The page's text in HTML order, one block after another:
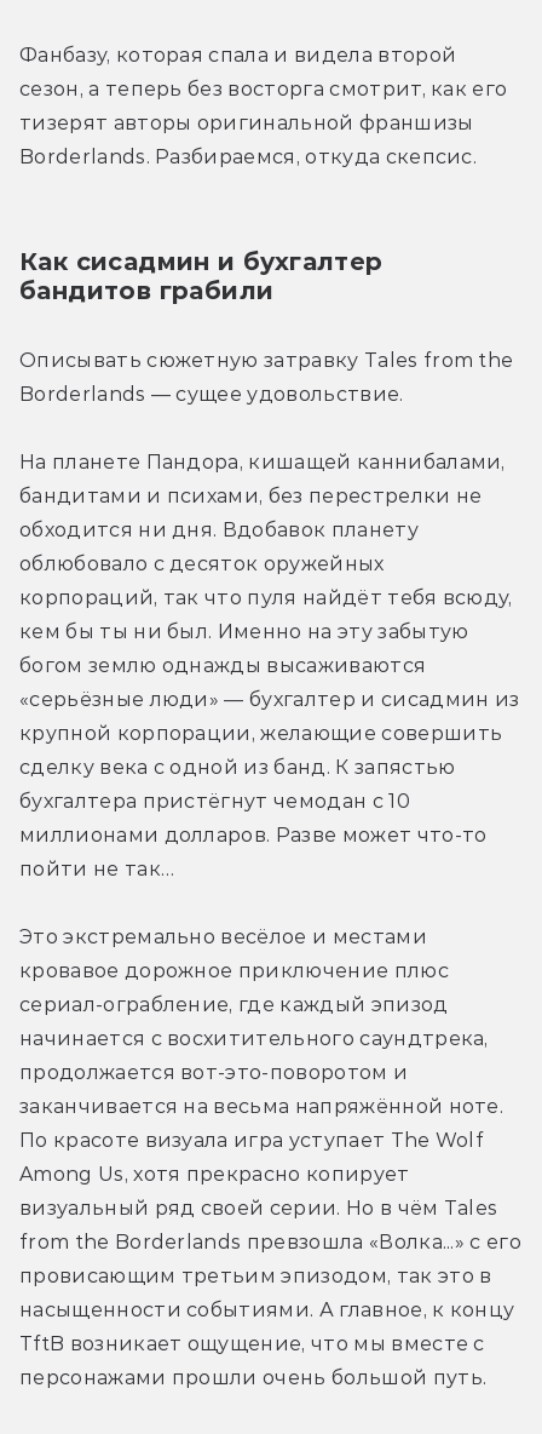
Фанбазу, которая спала и видела второй
сезон, а теперь без восторга смотрит, как его
тизерят авторы оригинальной франшизы
Borderlands. Разбираемся, откуда скепсис.
Как сисадмин и бухгалтер
бандитов грабили
Описывать сюжетную затравку Tales from the
Borderlands — сущее удовольствие.
На планете Пандора, кишащей каннибалами,
бандитами и психами, без перестрелки не
обходится ни дня. Вдобавок планету
облюбовало с десяток оружейных
корпораций, так что пуля найдёт тебя всюду,
кем бы ты ни был. Именно на эту забытую
богом землю однажды высаживаются
«серьёзные люди» — бухгалтер и сисадмин из
крупной корпорации, желающие совершить
сделку века с одной из банд. К запястью
бухгалтера пристёгнут чемодан с 10
миллионами долларов. Разве может что-то
пойти не так…
Это экстремально весёлое и местами
кровавое дорожное приключение плюс
сериал-ограбление, где каждый эпизод
начинается с восхитительного саундтрека,
продолжается вот-это-поворотом и
заканчивается на весьма напряжённой ноте.
По красоте визуала игра уступает The Wolf
Among Us, хотя прекрасно копирует
визуальный ряд своей серии. Но в чём Tales
from the Borderlands превзошла «Волка...» с его
провисающим третьим эпизодом, так это в
насыщенности событиями. А главное, к концу
TftB возникает ощущение, что мы вместе с
персонажами прошли очень большой путь.